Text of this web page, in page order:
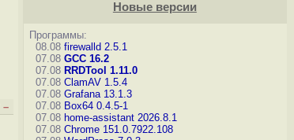
–
Новые версии
Программы:
08.08 firewalld 2.5.1
07.08 GCC 16.2
07.08 RRDTool 1.11.0
07.08 ClamAV 1.5.4
07.08 Grafana 13.1.3
07.08 Box64 0.4.5-1
07.08 home-assistant 2026.8.1
07.08 Chrome 151.0.7922.108